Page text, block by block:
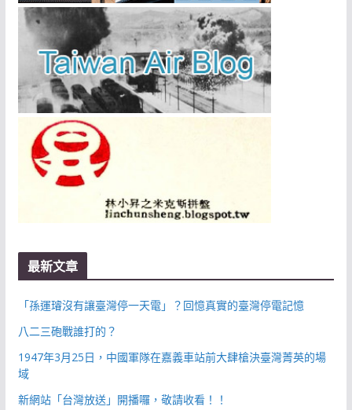
最新文章
「孫運璿沒有讓臺灣停一天電」？回憶真實的臺灣停電記憶
八二三砲戰誰打的？
1947年3月25日，中國軍隊在嘉義車站前大肆槍決臺灣菁英的場
域
新網站「台灣放送」開播囉，敬請收看！！